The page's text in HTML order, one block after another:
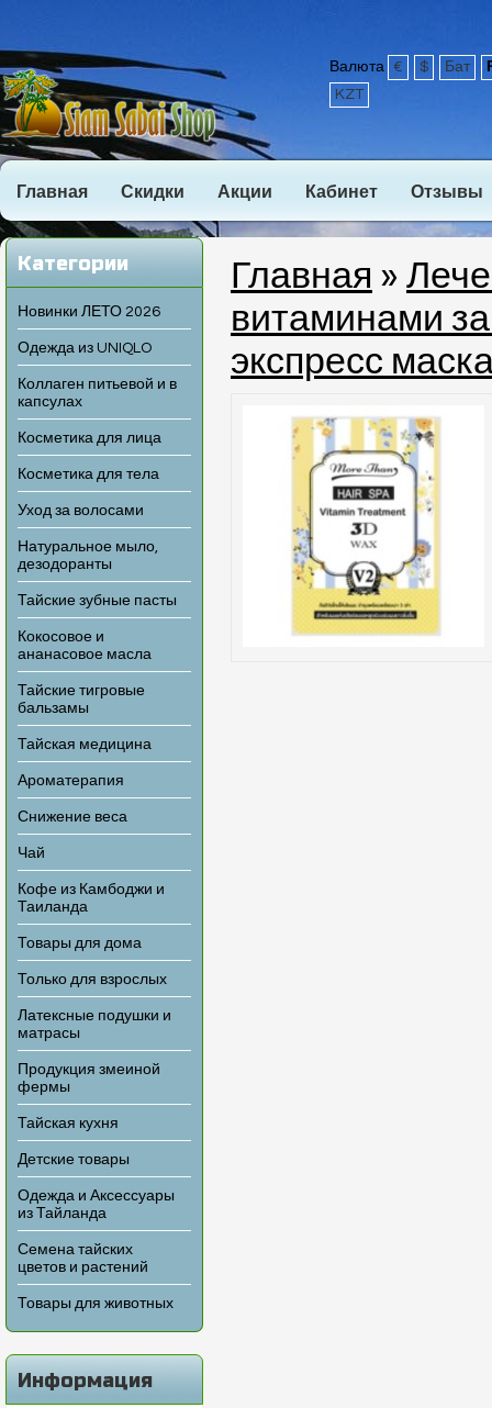
Валюта € $ Бат
KZT
Главная Скидки Акции Кабинет Отзывы
Категории
Новинки ЛЕТО 2026
Одежда из UNIQLO
Коллаген питьевой и в
капсулах
Косметика для лица
Косметика для тела
Уход за волосами
Натуральное мыло,
дезодоранты
Тайские зубные пасты
Кокосовое и
ананасовое масла
Тайские тигровые
бальзамы
Тайская медицина
Ароматерапия
Снижение веса
Чай
Кофе из Камбоджи и
Таиланда
Товары для дома
Только для взрослых
Латексные подушки и
матрасы
Продукция змеиной
фермы
Тайская кухня
Детские товары
Одежда и Аксессуары
из Тайланда
Семена тайских
цветов и растений
Товары для животных
Информация
Главная »
витаминами
экспресс